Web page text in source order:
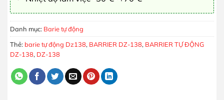
Danh mục: Barie tự động
Thẻ: barie tự động Dz138, BARRIER DZ-138, BARRIER TỰ ĐỘNG
DZ-138, DZ-138